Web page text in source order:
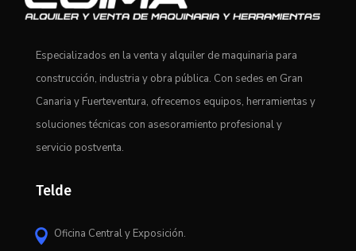
Especializados en la venta y alquiler de maquinaria para
construcción, industria y obra pública. Con sedes en Gran
Canaria y Fuerteventura, ofrecemos equipos, herramientas y
soluciones técnicas con asesoramiento profesional y
servicio postventa.
Telde
 Oficina Central y Exposición.